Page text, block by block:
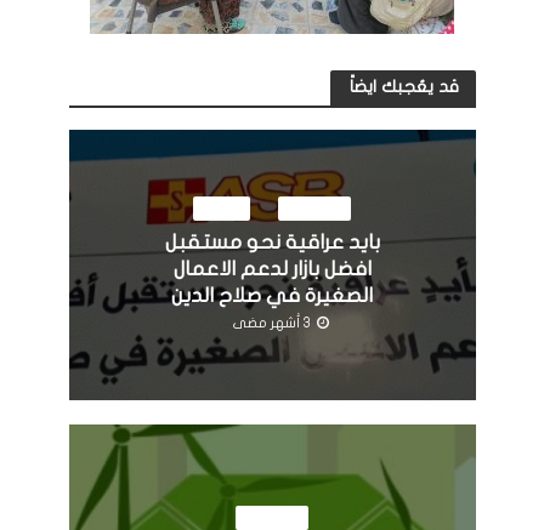
قد يعُجبك ايضاً
بايد عراقية نحو مستقبل
افضل بازار لدعم الاعمال
الصغيرة في صلاح الدين
3 أشهر مضى